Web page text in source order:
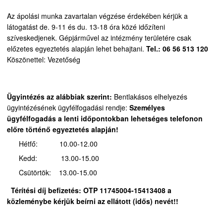
Az ápolási munka zavartalan végzése érdekében kérjük a
látogatást de. 9-11 és du. 13-18 óra közé időzíteni
szíveskedjenek. Gépjárművel az intézmény területére csak
előzetes egyeztetés alapján lehet behajtani. Tel.: 06 56 513 120
Köszönettel: Vezetőség
Ügyintézés az alábbiak szerint: Bentlakásos elhelyezés
ügyintézésének ügyfélfogadási rendje: Személyes
ügyfélfogadás a lenti időpontokban lehetséges telefonon
előre történő egyeztetés alapján!
Hétfő: 10.00-12.00
Kedd: 13.00-15.00
Csütörtök: 13.00-15.00
Térítési díj befizetés: OTP 11745004-15413408 a
közleménybe kérjük beírni az ellátott (idős) nevét!!